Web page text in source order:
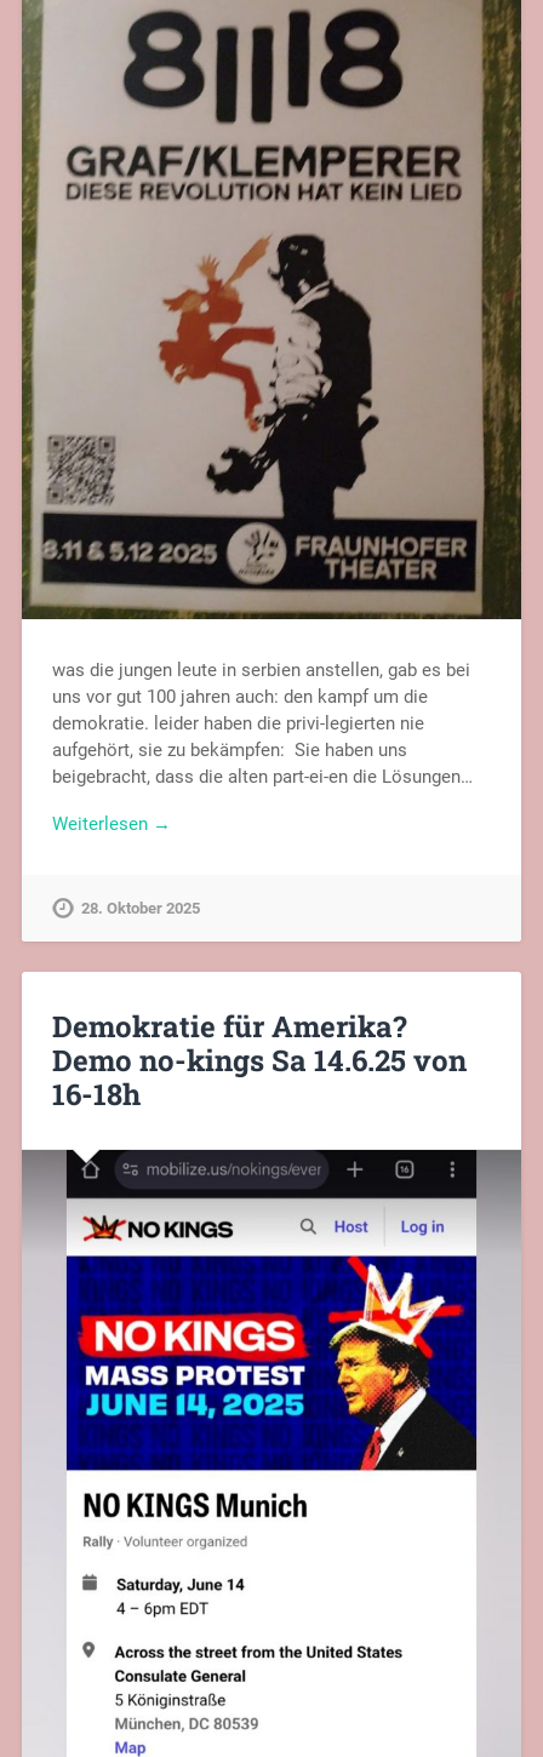
was die jungen leute in serbien anstellen, gab es bei
uns vor gut 100 jahren auch: den kampf um die
demokratie. leider haben die privi-legierten nie
aufgehört, sie zu bekämpfen: Sie haben uns
beigebracht, dass die alten part-ei-en die Lösungen…
Weiterlesen →
28. Oktober 2025
Demokratie für Amerika?
Demo no-kings Sa 14.6.25 von
16-18h